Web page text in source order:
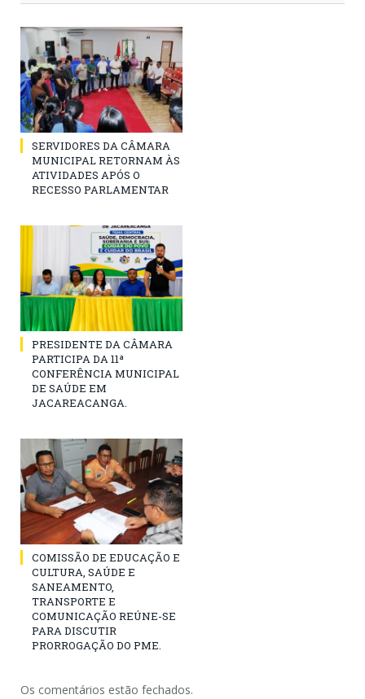
SERVIDORES DA CÂMARA
MUNICIPAL RETORNAM ÀS
ATIVIDADES APÓS O
RECESSO PARLAMENTAR
PRESIDENTE DA CÂMARA
PARTICIPA DA 11ª
CONFERÊNCIA MUNICIPAL
DE SAÚDE EM
JACAREACANGA.
COMISSÃO DE EDUCAÇÃO E
CULTURA, SAÚDE E
SANEAMENTO,
TRANSPORTE E
COMUNICAÇÃO REÚNE-SE
PARA DISCUTIR
PRORROGAÇÃO DO PME.
Os comentários estão fechados.